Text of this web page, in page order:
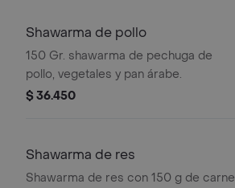
Shawarma de pollo
150 Gr. shawarma de pechuga de
pollo, vegetales y pan árabe.
$ 36.450
Shawarma de res
Shawarma de res con 150 g de carne